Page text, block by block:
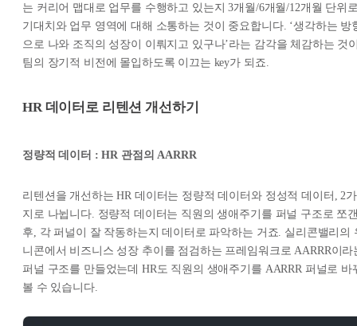
는 커리어 맵대로 업무를 수행하고 있는지 3개월/6개월/12개월 단위
기대치와 업무 영역에 대해 소통하는 것이 중요합니다. ‘생각하는 방
으로 나와 조직의 성장이 이뤄지고 있구나’라는 감각을 체감하는 것
팀의 장기적 비전에 몰입하도록 이끄는 key가 되죠.
HR 데이터로 리텐션 개선하기
정량적 데이터 : HR 관점의 AARRR
리텐션을 개선하는 HR 데이터는 정량적 데이터와 정성적 데이터, 2가
지로 나뉩니다. 정량적 데이터는 직원의 생애주기를 퍼널 구조로 쪼
후, 각 퍼널이 잘 작동하는지 데이터로 파악하는 거죠. 실리콘밸리의
니콘에서 비즈니스 성장 추이를 점검하는 프레임워크로 AARRR이라
퍼널 구조를 만들었는데 HR도 직원의 생애주기를 AARRR 퍼널로 바
볼 수 있습니다.